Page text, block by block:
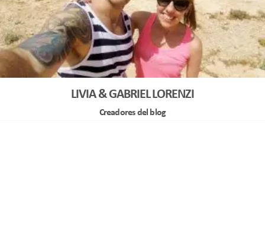
LIVIA & GABRIEL LORENZI
Creadores del blog